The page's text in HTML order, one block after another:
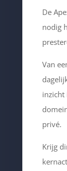
De
nodig
Van
inzicht
privé.
Krijg